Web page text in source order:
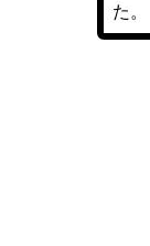
た。